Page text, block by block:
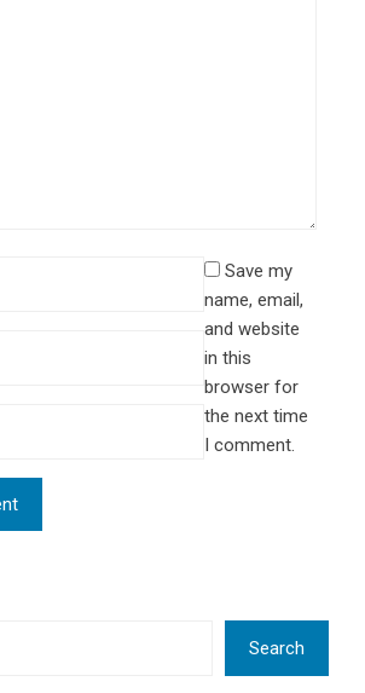
Save my
name, email,
and website
in this
browser for
the next time
I comment.
Search